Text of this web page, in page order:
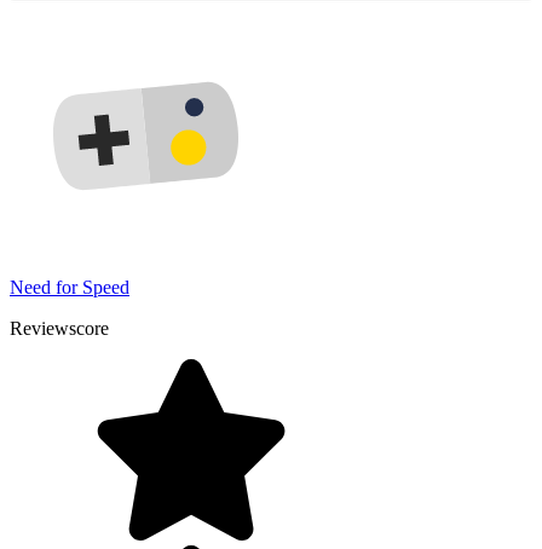
Need for Speed
Reviewscore